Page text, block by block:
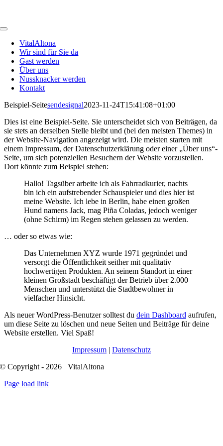
springen
Toggle
NavigationVitalAltona
Wir sind für Sie da
Gast werden
Über uns
Nussknacker werden
Kontakt
Beispiel-Seitesendesignal2023-11-24T15:41:08+01:00
Dies ist eine Beispiel-Seite. Sie unterscheidet sich von Beiträgen, da
sie stets an derselben Stelle bleibt und (bei den meisten Themes) in
der Website-Navigation angezeigt wird. Die meisten starten mit
einem Impressum, der Datenschutzerklärung oder einer „Über uns“-
Seite, um sich potenziellen Besuchern der Website vorzustellen.
Dort könnte zum Beispiel stehen:
Hallo! Tagsüber arbeite ich als Fahrradkurier, nachts
bin ich ein aufstrebender Schauspieler und dies hier ist
meine Website. Ich lebe in Berlin, habe einen großen
Hund namens Jack, mag Piña Coladas, jedoch weniger
(ohne Schirm) im Regen stehen gelassen zu werden.
… oder so etwas wie:
Das Unternehmen XYZ wurde 1971 gegründet und
versorgt die Öffentlichkeit seither mit qualitativ
hochwertigen Produkten. An seinem Standort in einer
kleinen Großstadt beschäftigt der Betrieb über 2.000
Menschen und unterstützt die Stadtbewohner in
vielfacher Hinsicht.
Als neuer WordPress-Benutzer solltest du dein Dashboard aufrufen,
um diese Seite zu löschen und neue Seiten und Beiträge für deine
Website erstellen. Viel Spaß!
Impressum | Datenschutz
© Copyright - 2026 VitalAltona
Page load link